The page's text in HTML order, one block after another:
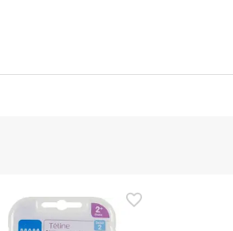
Wenn Sie Fragen zur Sicherheit
unsereAllgemeinen